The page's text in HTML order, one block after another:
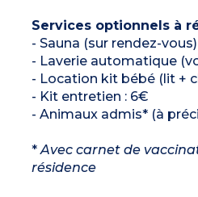
Services optionnels à
- Sauna (sur rendez-
- Laverie automatique
- Location kit bébé (lit +
- Kit entretien : 6€
- Animaux admis* (à
*Avec carnet de
résidence